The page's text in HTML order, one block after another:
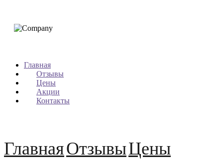
Главная
Отзывы
Цены
Акции
Контакты
ГлавнаяОтзывыЦены